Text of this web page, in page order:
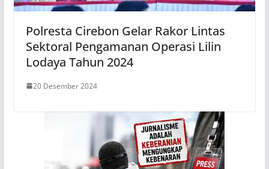
Polresta Cirebon Gelar Rakor Lintas
Sektoral Pengamanan Operasi Lilin
Lodaya Tahun 2024
20 Desember 2024